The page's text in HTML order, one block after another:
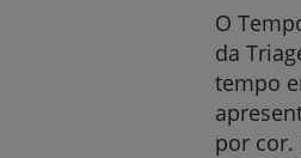
O
da
tempo
por cor.